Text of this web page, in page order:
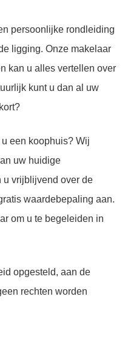
persoonlijke rondleiding
ligging. Onze makelaar
kan u alles vertellen over
kunt u dan al uw
een koophuis? Wij
uw huidige
u vrijblijvend over de
waardebepaling aan.
om u te begeleiden in
opgesteld, aan de
rechten worden